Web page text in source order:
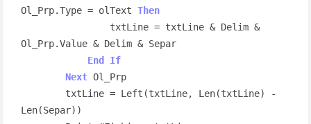
Ol_Prp.Type = olText Then
Ol_Prp.Value & Delim & Separ
End If
Next Ol_Prp
Len(Separ))